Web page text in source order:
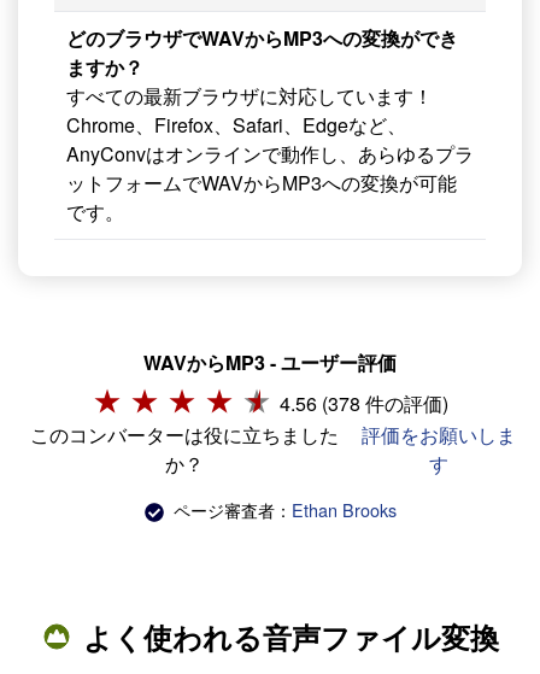
どのブラウザでWAVからMP3への変換ができ
ますか？
すべての最新ブラウザに対応しています！
Chrome、Firefox、Safari、Edgeなど、
AnyConvはオンラインで動作し、あらゆるプラ
ットフォームでWAVからMP3への変換が可能
です。
WAVからMP3 - ユーザー評価
4.56 (378 件の評価)
このコンバーターは役に立ちました
か？
評価をお願いしま
す
ページ審査者： Ethan Brooks
よく使われる音声ファイル変換